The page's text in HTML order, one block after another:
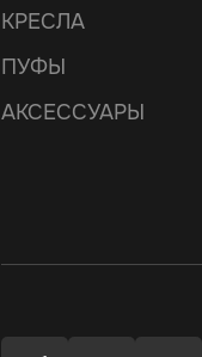
КРЕСЛА
ПУФЫ
АКСЕССУАРЫ